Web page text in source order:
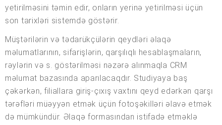
yetirilməsini təmin edir, onların yerinə yetirilməsi üçün
son tarixləri sistemdə göstərir.
Müştərilərin və tədarükçülərin qeydləri əlaqə
məlumatlarının, sifarişlərin, qarşılıqlı hesablaşmaların,
rəylərin və s. göstərilməsi nəzərə alınmaqla CRM
məlumat bazasında aparılacaqdır. Studiyaya baş
çəkərkən, filiallara giriş-çıxış vaxtını qeyd edərkən qarşı
tərəfləri müəyyən etmək üçün fotoşəkilləri əlavə etmək
də mümkündür. Əlaqə formasından istifadə etməklə